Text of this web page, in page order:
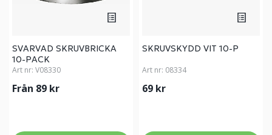
SVARVAD SKRUVBRICKA
10-PACK
Art nr: V08330
Från 89 kr
SKRUVSKYDD VIT 10-P
Art nr: 08334
69 kr